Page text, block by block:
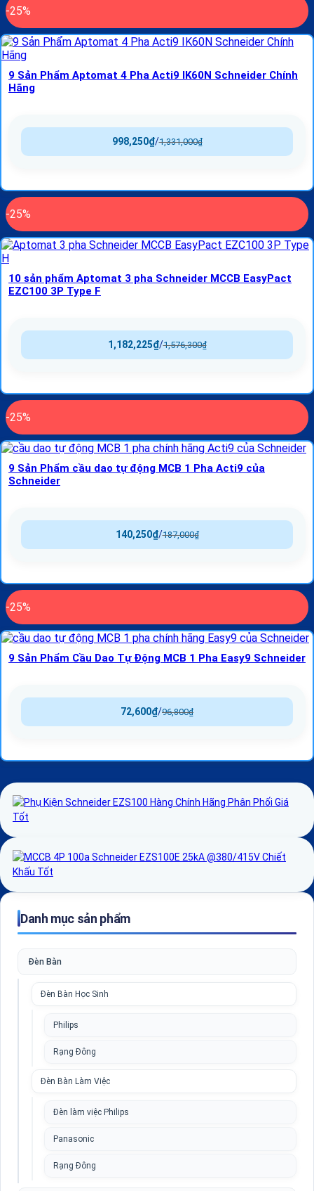
-25%
9 Sản Phẩm Aptomat 4 Pha Acti9 IK60N Schneider Chính
Hãng
1,331,000₫
/
998,250₫
-25%
10 sản phẩm Aptomat 3 pha Schneider MCCB EasyPact
EZC100 3P Type F
1,576,300₫
/
1,182,225₫
-25%
9 Sản Phẩm cầu dao tự động MCB 1 Pha Acti9 của
Schneider
187,000₫
/
140,250₫
-25%
9 Sản Phẩm Cầu Dao Tự Động MCB 1 Pha Easy9 Schneider
96,800₫
/
72,600₫
Danh mục sản phẩm
Đèn Bàn
Đèn Bàn Học Sinh
Philips
Rạng Đông
Đèn Bàn Làm Việc
Đèn làm việc Philips
Panasonic
Rạng Đông